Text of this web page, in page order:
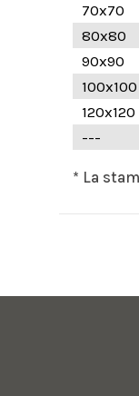
70x70
80x80
90x90
100x100
120x120
---
* La